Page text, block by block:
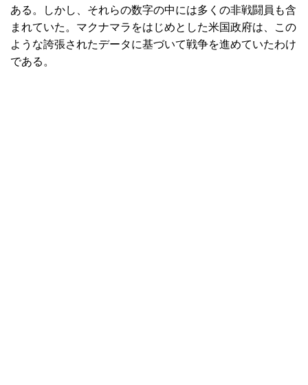
ある。しかし、それらの数字の中には多くの非戦闘員も含
まれていた。マクナマラをはじめとした米国政府は、この
ような誇張されたデータに基づいて戦争を進めていたわけ
である。